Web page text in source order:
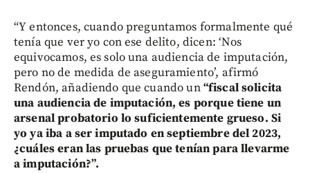
“Y entonces, cuando preguntamos formalmente qué
tenía que ver yo con ese delito, dicen: ‘Nos
equivocamos, es solo una audiencia de imputación,
pero no de medida de aseguramiento’, afirmó
Rendón, añadiendo que cuandoun“fiscal solicita
una audiencia de imputación, es porque tiene un
arsenal probatorio lo suficientemente grueso. Si
yo ya iba a ser imputado en septiembre del 2023,
¿cuáles eran las pruebas que tenían para llevarme
a imputación?”.